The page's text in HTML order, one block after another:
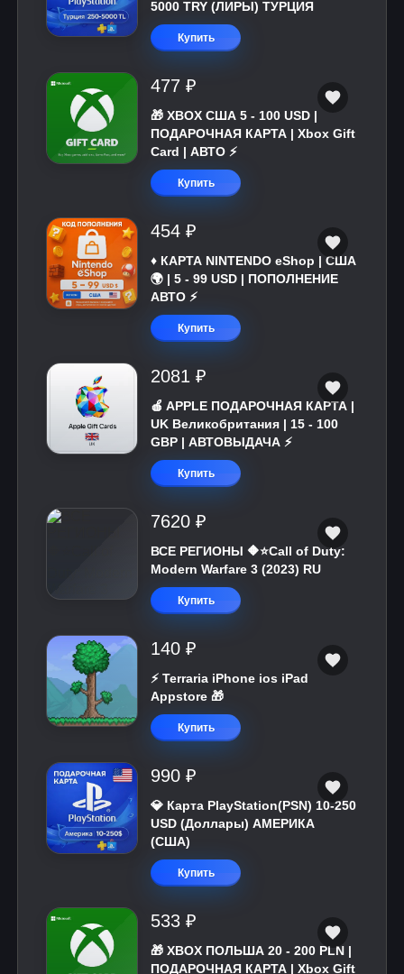
5000 TRY (ЛИРЫ) ТУРЦИЯ
Купить
477 ₽
🎁 XBOX США 5 - 100 USD |
ПОДАРОЧНАЯ КАРТА | Xbox Gift
Card | АВТО ⚡
Купить
454 ₽
♦️ КАРТА NINTENDO eShop | США
🌍 | 5 - 99 USD | ПОПОЛНЕНИЕ
АВТО ⚡
Купить
2081 ₽
🍎 APPLE ПОДАРОЧНАЯ КАРТА |
UK Великобритания | 15 - 100
GBP | АВТОВЫДАЧА ⚡️
Купить
7620 ₽
ВСЕ РЕГИОНЫ 🔶⭐Call of Duty:
Modern Warfare 3 (2023) RU
Купить
140 ₽
⚡️ Terraria iPhone ios iPad
Appstore 🎁
Купить
990 ₽
💎 Карта PlayStation(PSN) 10-250
USD (Доллары) АМЕРИКА
(США)
Купить
533 ₽
🎁 XBOX ПОЛЬША 20 - 200 PLN |
ПОДАРОЧНАЯ КАРТА | Xbox Gift